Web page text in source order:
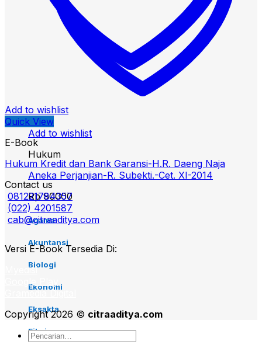
Add to wishlist
Hukum
Aneka Perjanjian-R. Subekti.-Cet. XI-2014
Rp90000
Agama
Akuntansi
Biologi
Ekonomi
Eksakta
Fiksi
Add to wishlist
Quick View
E-Book
Hukum Kredit dan Bank Garansi-H.R. Daeng Naja
Contact us
081221784357
(022) 4201587
cab@citraaditya.com
Versi E-Book Tersedia Di:
Myedisi
Google Play
Gramedia Digital
Copyright 2026 © citraaditya.com
Pencarian